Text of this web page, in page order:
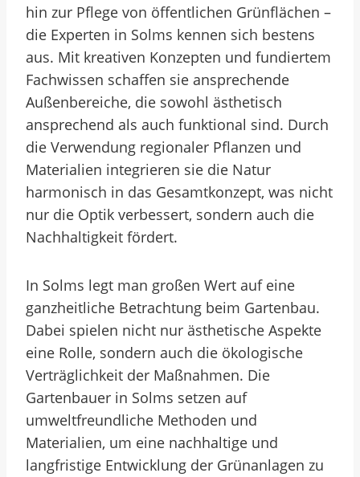
hin zur Pflege von öffentlichen Grünflächen –
die Experten in Solms kennen sich bestens
aus. Mit kreativen Konzepten und fundiertem
Fachwissen schaffen sie ansprechende
Außenbereiche, die sowohl ästhetisch
ansprechend als auch funktional sind. Durch
die Verwendung regionaler Pflanzen und
Materialien integrieren sie die Natur
harmonisch in das Gesamtkonzept, was nicht
nur die Optik verbessert, sondern auch die
Nachhaltigkeit fördert.
In Solms legt man großen Wert auf eine
ganzheitliche Betrachtung beim Gartenbau.
Dabei spielen nicht nur ästhetische Aspekte
eine Rolle, sondern auch die ökologische
Verträglichkeit der Maßnahmen. Die
Gartenbauer in Solms setzen auf
umweltfreundliche Methoden und
Materialien, um eine nachhaltige und
langfristige Entwicklung der Grünanlagen zu